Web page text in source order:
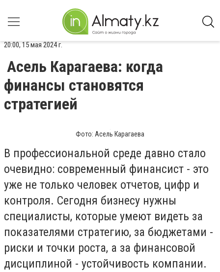
20:00, 15 мая 2024 г.
Асель Карагаева: когда
финансы становятся
стратегией
Фото: Асель Карагаева
В профессиональной среде давно стало
очевидно: современный финансист - это
уже не только человек отчетов, цифр и
контроля. Сегодня бизнесу нужны
специалисты, которые умеют видеть за
показателями стратегию, за бюджетами -
риски и точки роста, а за финансовой
дисциплиной - устойчивость компании.